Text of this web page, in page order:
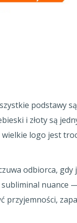
podstawy
i złoty są
logo jest
odbiorca,
subliminal